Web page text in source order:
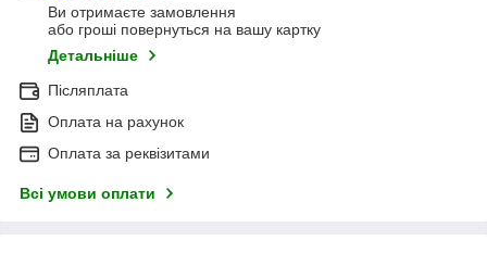
Ви отримаєте замовлення
або гроші повернуться на вашу картку
Детальніше
Післяплата
Оплата на рахунок
Оплата за реквізитами
Всі умови оплати